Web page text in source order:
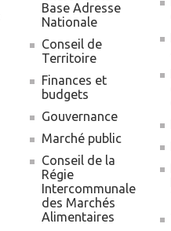
Base Adresse
Nationale
Conseil de
Territoire
Finances et
budgets
Gouvernance
Marché public
Conseil de la
Régie
Intercommunale
des Marchés
Alimentaires